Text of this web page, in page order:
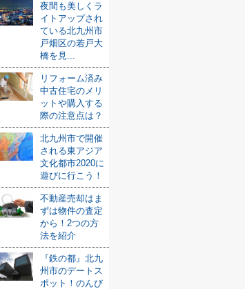
夜間も美しくラ
イトアップされ
ている北九州市
戸畑区の若戸大
橋を見...
リフォーム済み
中古住宅のメリ
ットや購入する
際の注意点は？
北九州市で開催
される東アジア
文化都市2020に
遊びに行こう！
不動産売却はま
ずは物件の査定
から！2つの方
法を紹介
『鉄の都』北九
州市のデートス
ポット！のんび